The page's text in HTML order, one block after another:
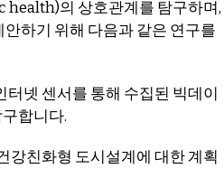
의 상호관계를 탐구하며,
하기 위해 다음과 같은 연구를
넷 센서를 통해 수집된 빅데이
합니다.
강친화형 도시설계에 대한 계획